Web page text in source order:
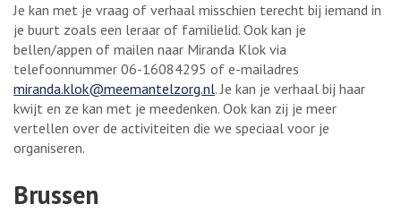
Je kan met je vraag of verhaal misschien terecht bij iemand in
je buurt zoals een leraar of familielid. Ook kan je
bellen/appen of mailen naar Miranda Klok via
telefoonnummer 06-16084295 of e-mailadres
miranda.klok@meemantelzorg.nl. Je kan je verhaal bij haar
kwijt en ze kan met je meedenken. Ook kan zij je meer
vertellen over de activiteiten die we speciaal voor je
organiseren.
Brussen